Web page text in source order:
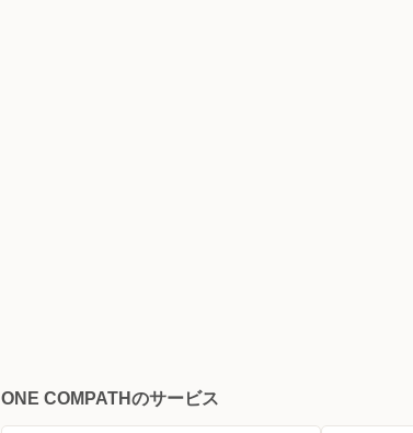
ONE COMPATHのサービス